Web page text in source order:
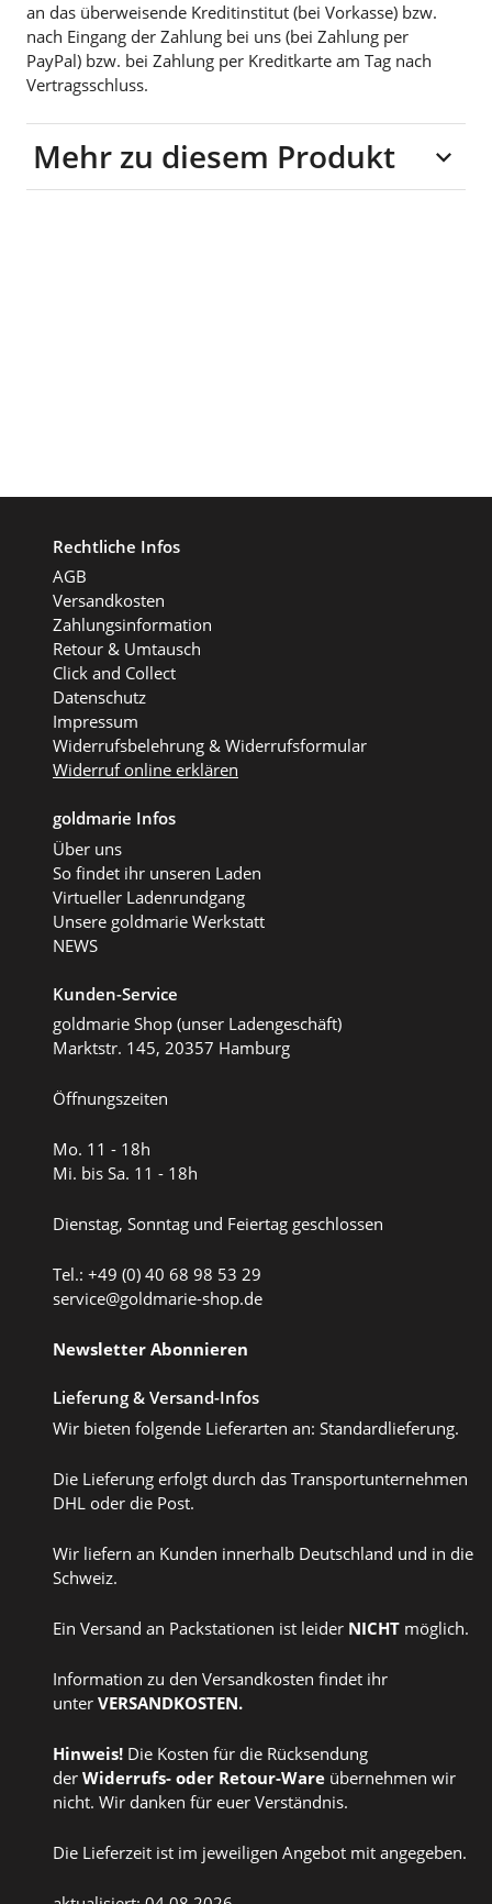
an das überweisende Kreditinstitut (bei Vorkasse) bzw.
nach Eingang der Zahlung bei uns (bei Zahlung per
PayPal) bzw. bei Zahlung per Kreditkarte am Tag nach
Vertragsschluss.
Mehr zu diesem Produkt
Rechtliche Infos
AGB
Versandkosten
Zahlungsinformation
Retour & Umtausch
Click and Collect
Datenschutz
Impressum
Widerrufsbelehrung & Widerrufsformular
Widerruf online erklären
goldmarie Infos
Über uns
So findet ihr unseren Laden
Virtueller Ladenrundgang
Unsere goldmarie Werkstatt
NEWS
Kunden-Service
goldmarie Shop (unser Ladengeschäft)
Marktstr. 145, 20357 Hamburg
Öffnungszeiten
Mo. 11 - 18h
Mi. bis Sa. 11 - 18h
Dienstag, Sonntag und Feiertag geschlossen
Tel.: +49 (0) 40 68 98 53 29
service@goldmarie-shop.de
Newsletter Abonnieren
Lieferung & Versand-Infos
Wir bieten folgende Lieferarten an: Standardlieferung.
Die Lieferung erfolgt durch das Transportunternehmen
DHL oder die Post.
Wir liefern an Kunden innerhalb Deutschland und in die
Schweiz.
Ein Versand an Packstationen ist leider NICHT möglich.
Information zu den Versandkosten findet ihr
unter VERSANDKOSTEN.
Hinweis! Die Kosten für die Rücksendung
der Widerrufs- oder Retour-Ware übernehmen wir
nicht. Wir danken für euer Verständnis.
Die Lieferzeit ist im jeweiligen Angebot mit angegeben.